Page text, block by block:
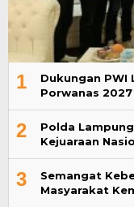
1
Dukungan PWI
Porwanas
2
Polda
Kejuaraan
3
Semangat
Masyarakat